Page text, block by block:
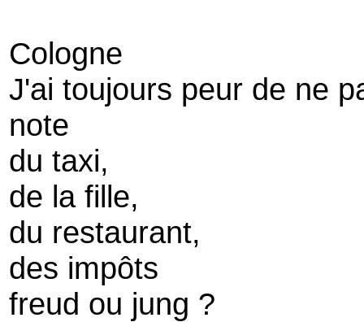
Cologne
J'ai toujours peur de ne
note
du taxi,
de la fille,
du restaurant,
des impôts
freud ou jung ?